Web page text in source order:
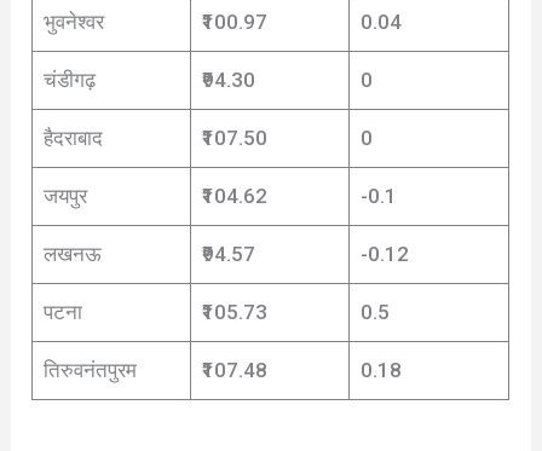
भुवनेश्वर ₹100.97 0.04
चंडीगढ़ ₹94.30 0
हैदराबाद ₹107.50 0
जयपुर ₹104.62 -0.1
लखनऊ ₹94.57 -0.12
पटना ₹105.73 0.5
तिरुवनंतपुरम ₹107.48 0.18